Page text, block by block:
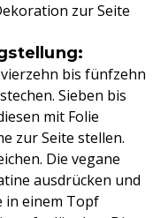
zur Seite
bis fünfzehn
Sieben bis
mit Folie
zur Seite stellen.
Die vegane
ausdrücken und
in einem Topf